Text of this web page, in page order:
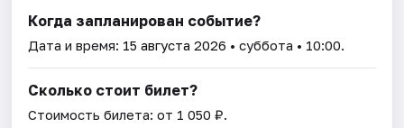
Когда запланирован событие?
Дата и время: 15 августа 2026 • суббота • 10:00.
Сколько стоит билет?
Стоимость билета: от 1 050 ₽.